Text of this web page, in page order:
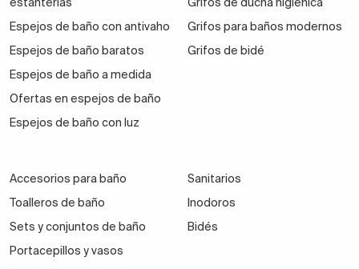
Espejos de baño con antivaho
Espejos de baño baratos
Espejos de baño a medida
Ofertas en espejos de baño
Espejos de baño con luz
Grifos para baños modernos
Grifos de bidé
Accesorios para baño
Toalleros de baño
Sets y conjuntos de baño
Portacepillos y vasos
Sanitarios
Inodoros
Bidés